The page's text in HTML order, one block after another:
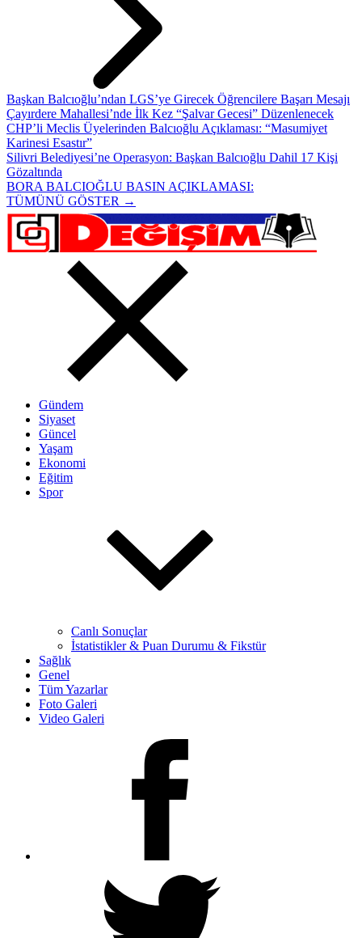
Başkan Balcıoğlu’ndan LGS’ye Girecek Öğrencilere Başarı Mesajı
Çayırdere Mahallesi’nde İlk Kez “Şalvar Gecesi” Düzenlenecek
CHP’li Meclis Üyelerinden Balcıoğlu Açıklaması: “Masumiyet
Karinesi Esastır”
Silivri Belediyesi’ne Operasyon: Başkan Balcıoğlu Dahil 17 Kişi
Gözaltında
BORA BALCIOĞLU BASIN AÇIKLAMASI:
TÜMÜNÜ GÖSTER →
Gündem
Siyaset
Güncel
Yaşam
Ekonomi
Eğitim
Spor
Canlı Sonuçlar
İstatistikler & Puan Durumu & Fikstür
Sağlık
Genel
Tüm Yazarlar
Foto Galeri
Video Galeri